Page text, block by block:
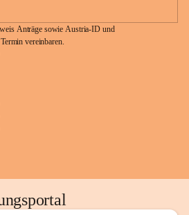
Anträge sowie Austria-ID und
vereinbaren.